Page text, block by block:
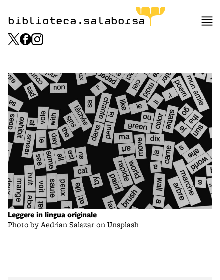
biblioteca.salaborsa
Leggere in lingua originale
Photo by Aedrian Salazar on Unsplash